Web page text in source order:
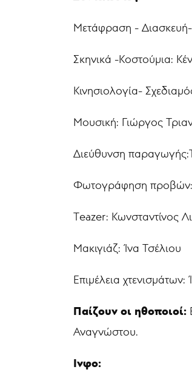
Μετάφραση -
Σκηνικά -Κοστούμια:
Κινησιολογία-
Μουσική: Γιώργος
Διεύθυνση
Φωτογράφηση προβών:
Τeazer: Κωνσταντίνος
Μακιγιάζ: Ίνα Τσέλιου
Επιμέλεια
Παίζουν οι ηθοποιοί:
Αναγνώστου.
Ινφο: